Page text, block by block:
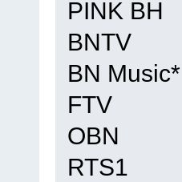
PINK BH
BNTV
BN Music*
FTV
OBN
RTS1